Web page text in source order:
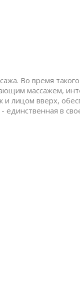
Во время
массажем,
лицом вверх,
в